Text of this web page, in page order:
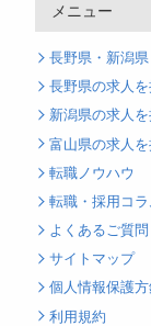
メニュー
長野県・新潟
長野県の求人を
新潟県の求人
富山県の求人を
転職ノウハウ
転職・採用コラ
よくあるご質問
サイトマップ
個人情報保護
利用規約